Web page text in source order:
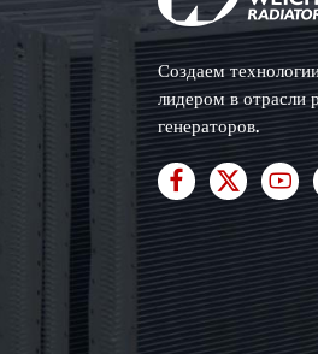
Создаем
лидером в отрасли
генераторов.